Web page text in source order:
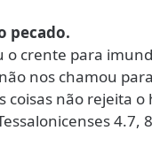
pecado.
o crente para
nos chamou
coisas não rejeita
4.7,